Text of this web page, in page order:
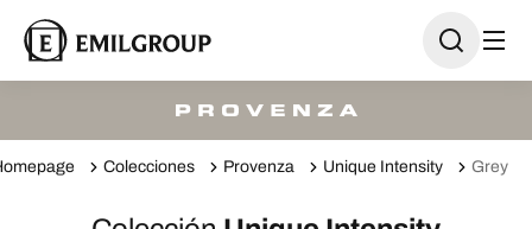
Colecciones Provenza Unique Intensity Grey